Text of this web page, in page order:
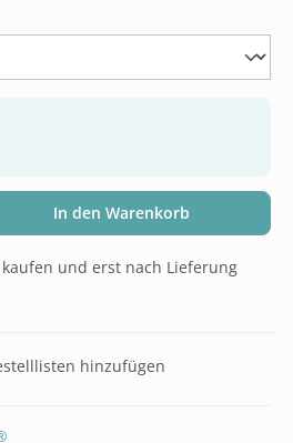
Gib den gewünschten
In den Warenkorb
kaufen und erst nach Lieferung
hinzufügen